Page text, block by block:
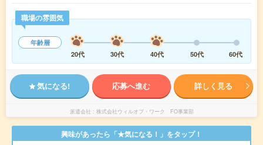
職場の雰囲気
年齢層
20代
30代 40代 50代 60代
気になる! 応募へ進む 詳しく見る
派遣会社 株式会社ウィルオブ・ワーク FO事業部
興味があったら「★気になる！」をタップ！